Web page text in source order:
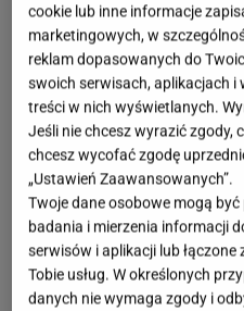
cookie lub inne informacje
marketingowych, w
reklam dopasowanych do
swoich serwisach, aplikacjach i
treści w nich wyświetlanych.
Jeśli nie chcesz wyrazić zgody,
chcesz wycofać zgodę
„Ustawień Zaawansowanych”.
Twoje dane osobowe mogą
badania i mierzenia informacji
serwisów i aplikacji lub
Tobie usług. W określonych
danych nie wymaga zgody i